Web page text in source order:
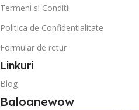
Termeni si Conditii
Politica de Confidentialitate
Formular de retur
Linkuri
Blog
Baloanewow